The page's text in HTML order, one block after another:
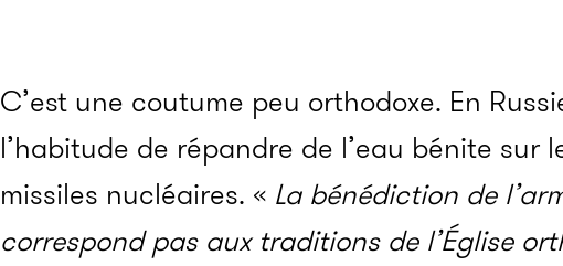
C’est une coutume peu orthodoxe. En
l’habitude de répandre de l’eau bénite sur
missiles nucléaires. « La bénédiction de
correspond pas aux traditions de l’Église